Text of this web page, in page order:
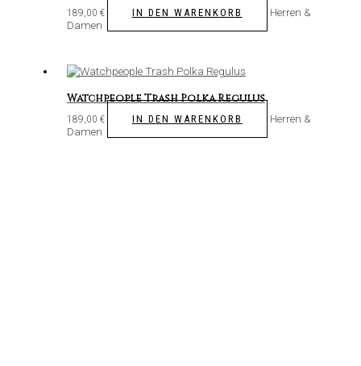
189,00 € IN DEN WARENKORB
Herren &
Damen
Watchpeople Trash Polka Regulus
189,00 € IN DEN WARENKORB
Herren &
Damen